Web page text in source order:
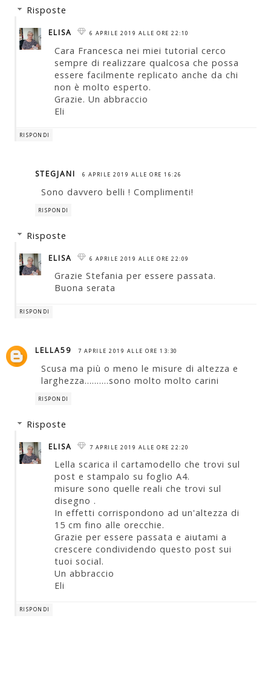
Risposte
ELISA 6 APRILE 2019 ALLE ORE 22:10
Cara Francesca nei miei tutorial cerco
sempre di realizzare qualcosa che possa
essere facilmente replicato anche da chi
non è molto esperto.
Grazie. Un abbraccio
Eli
RISPONDI
STEGJANI 6 APRILE 2019 ALLE ORE 16:26
Sono davvero belli ! Complimenti!
RISPONDI
Risposte
ELISA 6 APRILE 2019 ALLE ORE 22:09
Grazie Stefania per essere passata.
Buona serata
RISPONDI
LELLA59 7 APRILE 2019 ALLE ORE 13:30
Scusa ma più o meno le misure di altezza e
larghezza..........sono molto molto carini
RISPONDI
Risposte
ELISA 7 APRILE 2019 ALLE ORE 22:20
Lella scarica il cartamodello che trovi sul
post e stampalo su foglio A4.
misure sono quelle reali che trovi sul
disegno .
In effetti corrispondono ad un'altezza di
15 cm fino alle orecchie.
Grazie per essere passata e aiutami a
crescere condividendo questo post sui
tuoi social.
Un abbraccio
Eli
RISPONDI